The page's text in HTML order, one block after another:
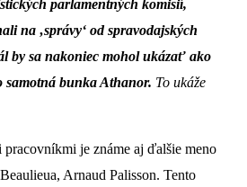
parlamentných komisií,
na ‚správy‘ od spravodajských
by sa nakoniec mohol ukázať ako
bunka Athanor. To ukáže
je známe aj ďalšie meno
Arnaud Palisson. Tento